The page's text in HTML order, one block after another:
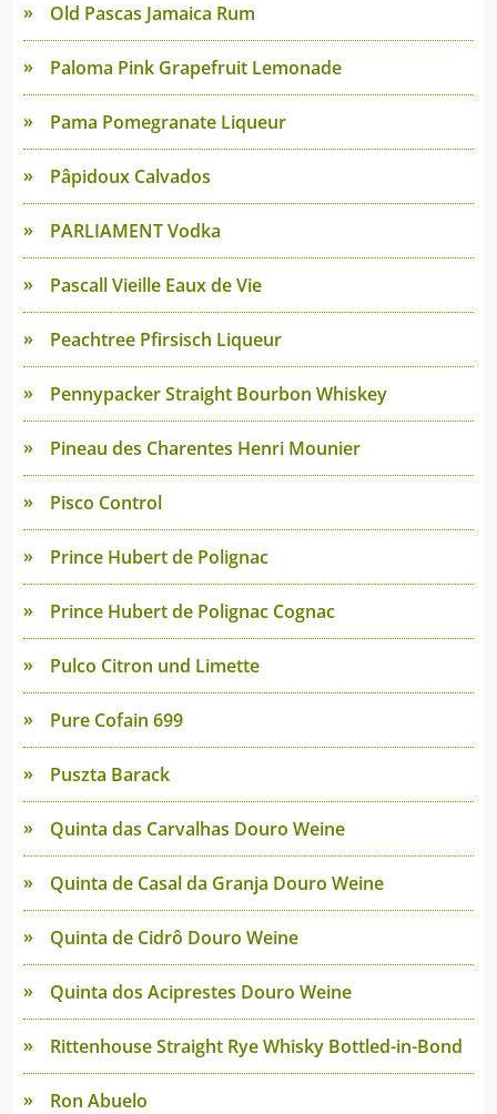
Old Pascas Jamaica Rum
Paloma Pink Grapefruit Lemonade
Pama Pomegranate Liqueur
Pâpidoux Calvados
PARLIAMENT Vodka
Pascall Vieille Eaux de Vie
Peachtree Pfirsisch Liqueur
Pennypacker Straight Bourbon Whiskey
Pineau des Charentes Henri Mounier
Pisco Control
Prince Hubert de Polignac
Prince Hubert de Polignac Cognac
Pulco Citron und Limette
Pure Cofain 699
Puszta Barack
Quinta das Carvalhas Douro Weine
Quinta de Casal da Granja Douro Weine
Quinta de Cidrô Douro Weine
Quinta dos Aciprestes Douro Weine
Rittenhouse Straight Rye Whisky Bottled-in-Bond
Ron Abuelo